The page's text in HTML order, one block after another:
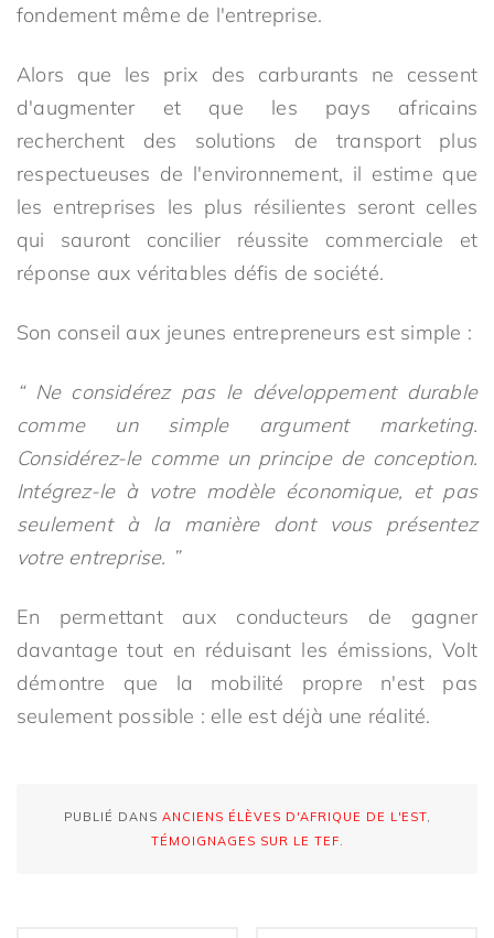
fondement même de l'entreprise.
Alors que les prix des carburants ne cessent
d'augmenter et que les pays africains
recherchent des solutions de transport plus
respectueuses de l'environnement, il estime que
les entreprises les plus résilientes seront celles
qui sauront concilier réussite commerciale et
réponse aux véritables défis de société.
Son conseil aux jeunes entrepreneurs est simple :
“ Ne considérez pas le développement durable
comme un simple argument marketing.
Considérez-le comme un principe de conception.
Intégrez-le à votre modèle économique, et pas
seulement à la manière dont vous présentez
votre entreprise. ”
En permettant aux conducteurs de gagner
davantage tout en réduisant les émissions, Volt
démontre que la mobilité propre n'est pas
seulement possible : elle est déjà une réalité.
PUBLIÉ DANS ANCIENS ÉLÈVES D'AFRIQUE DE L'EST,
TÉMOIGNAGES SUR LE TEF